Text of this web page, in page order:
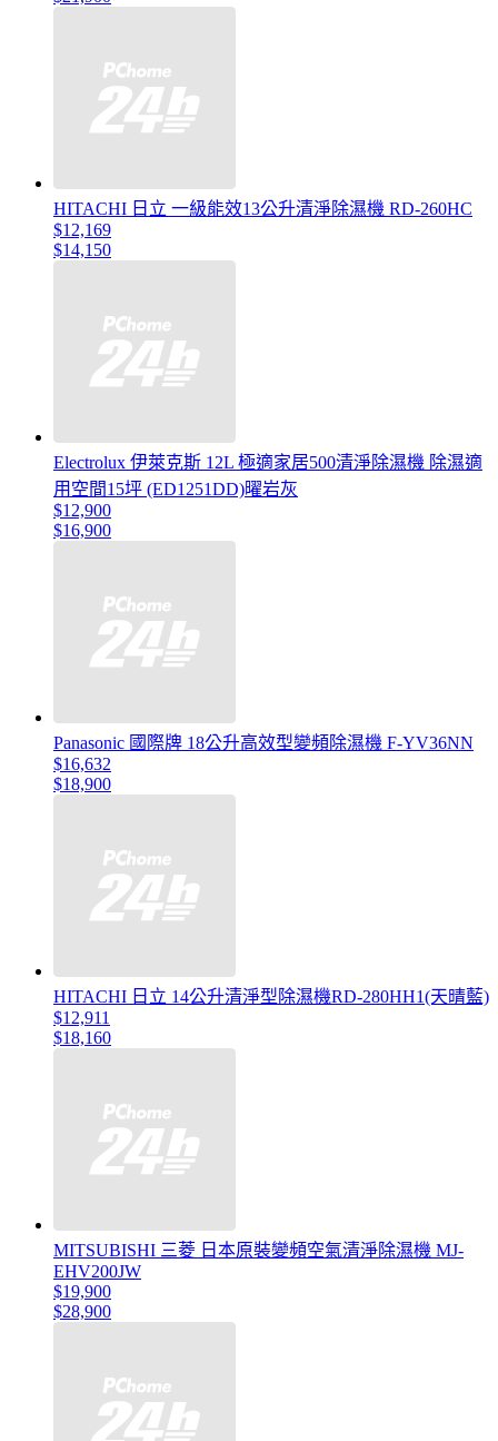
HITACHI 日立 一級能效13公升清淨除濕機 RD-260HC
$12,169
$14,150
Electrolux 伊萊克斯 12L 極適家居500清淨除濕機 除濕適
用空間15坪 (ED1251DD)曜岩灰
$12,900
$16,900
Panasonic 國際牌 18公升高效型變頻除濕機 F-YV36NN
$16,632
$18,900
HITACHI 日立 14公升清淨型除濕機RD-280HH1(天晴藍)
$12,911
$18,160
MITSUBISHI 三菱 日本原裝變頻空氣清淨除濕機 MJ-
EHV200JW
$19,900
$28,900